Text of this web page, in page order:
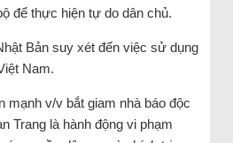
để thực hiện tự do dân chủ.
Bản suy xét đến việc sử dụng
Nam.
mạnh v/v bắt giam nhà báo độc
Trang là hành động vi phạm